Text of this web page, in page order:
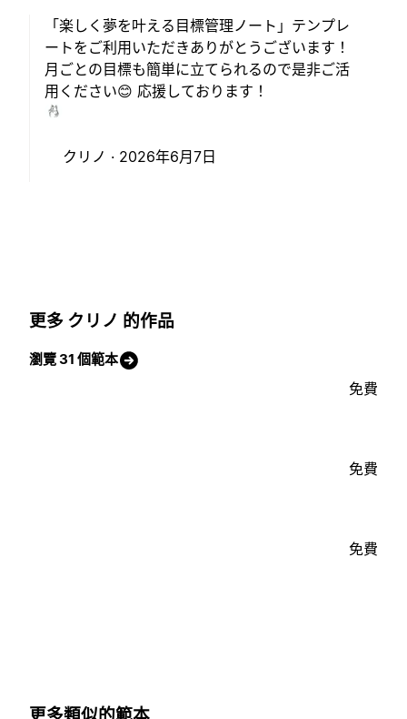
「楽しく夢を叶える目標管理ノート」テンプレ
ートをご利用いただきありがとうございます！
月ごとの目標も簡単に立てられるので是非ご活
用ください😊 応援しております！
クリノ · 2026年6月7日
更多 クリノ 的作品
瀏覽 31 個範本
免費
免費
免費